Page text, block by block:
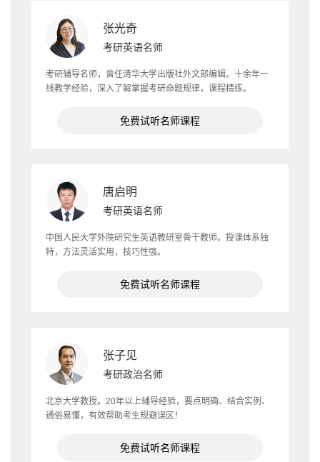
张光奇
考研英语名师
考研辅导名师，曾任清华大学出版社外文部编辑。十余年一
线教学经验，深入了解掌握考研命题规律，课程精练。
免费试听名师课程
唐启明
考研英语名师
中国人民大学外院研究生英语教研室骨干教师。授课体系独
特，方法灵活实用，技巧性强。
免费试听名师课程
张子见
考研政治名师
北京大学教授。20年以上辅导经验，要点明确、结合实例、
通俗易懂，有效帮助考生规避误区！
免费试听名师课程